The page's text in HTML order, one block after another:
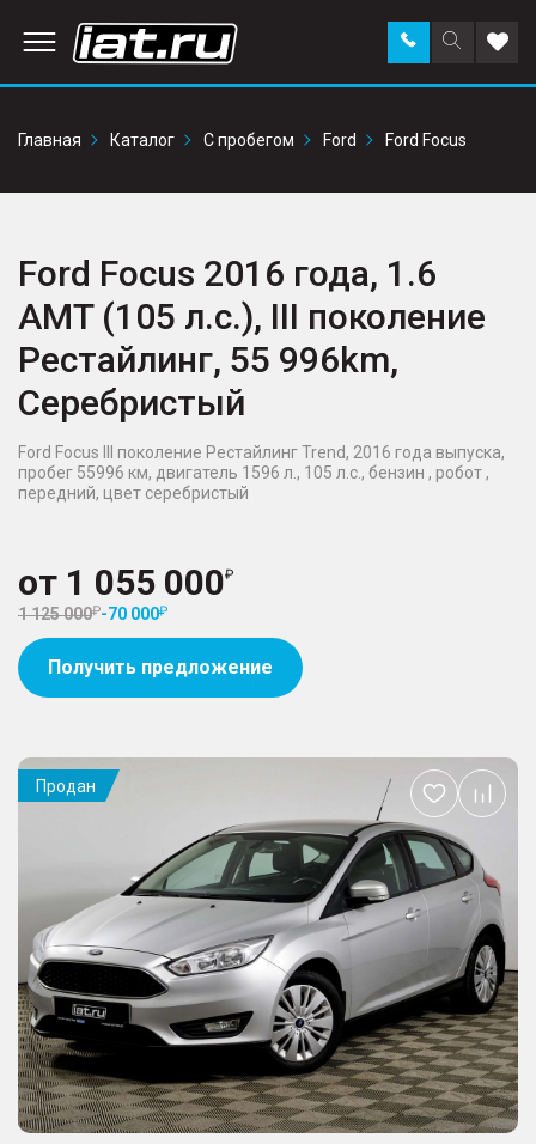
Поиск
по
Заказать
звонок в
Главная
Каталог С пробегом Ford Ford Focus
Ford Focus 2016 года, 1.6
AMT (105 л.с.), III поколение
Рестайлинг, 55 996km,
Серебристый
Ford Focus III поколение Рестайлинг Trend, 2016 года выпуска,
пробег 55996 км, двигатель 1596 л., 105 л.с., бензин , робот ,
передний, цвет серебристый
от 1 055 000
1 125 000 -70 000
Получить предложение
Продан
Добавить
в
избранное